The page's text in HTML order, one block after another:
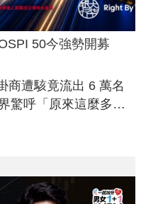
50今強勢開募
商遭駭竟流出 6 萬名
驚呼「原來這麼多人